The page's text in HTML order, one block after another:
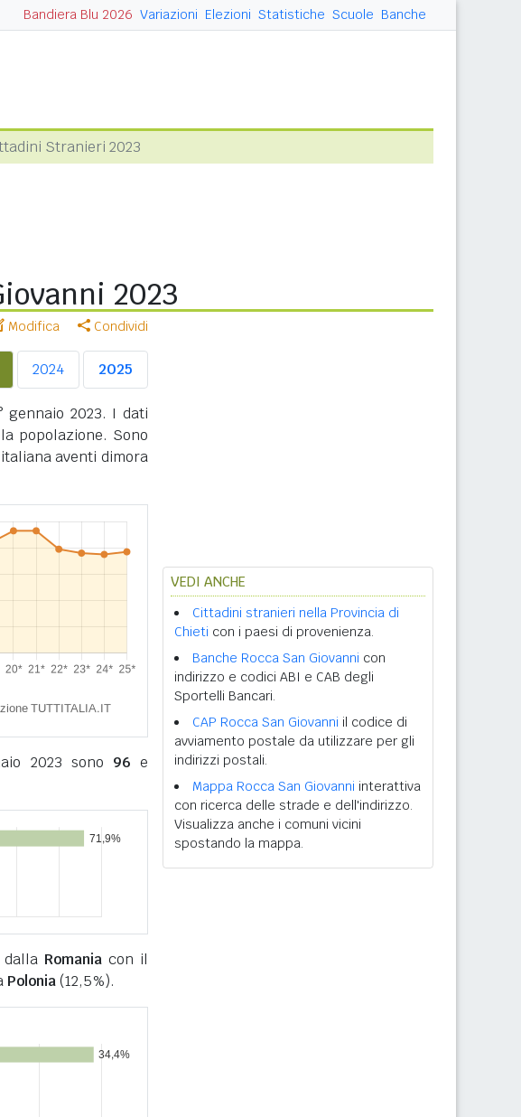
Bandiera Blu 2026 Variazioni Elezioni Statistiche Scuole Banche
Stranieri 2023
2023
Modifica Condividi
2024 2025
gennaio 2023. I dati
popolazione. Sono
aventi dimora
2023 sono 96 e
Romaniacon il
Polonia(12,5%).
VEDI ANCHE
Cittadini stranieri nella Provincia di
Chieti con i paesi di provenienza.
Banche Rocca San Giovanni con
indirizzo e codici ABI e CAB degli
Sportelli Bancari.
CAP Rocca San Giovanni il codice di
avviamento postale da utilizzare per gli
indirizzi postali.
Mappa Rocca San Giovanni interattiva
con ricerca delle strade e dell'indirizzo.
Visualizza anche i comuni vicini
spostando la mappa.